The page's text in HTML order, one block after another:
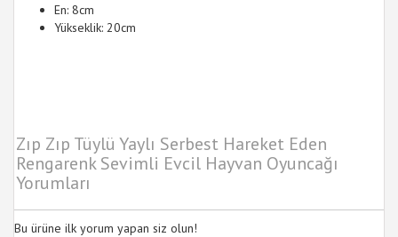
En: 8cm
Yükseklik: 20cm
Zıp Zıp Tüylü Yaylı Serbest Hareket Eden
Rengarenk Sevimli Evcil Hayvan Oyuncağı
Yorumları
Bu ürüne ilk yorum yapan siz olun!